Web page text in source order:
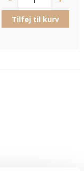
Tilføj til kurv